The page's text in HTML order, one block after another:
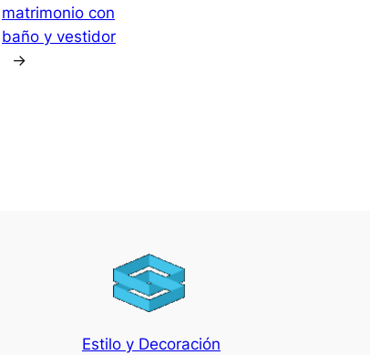
matrimonio con
baño y vestidor
→
Estilo y Decoración